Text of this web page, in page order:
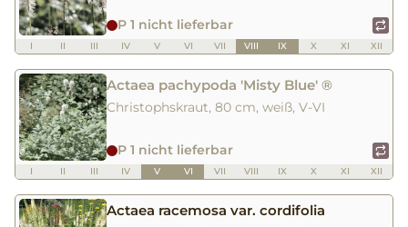
P 1 nicht lieferbar
I II III IV V VI VII VIII IX X XI XII
Actaea pachypoda 'Misty Blue' ®
Christophskraut, 80 cm, weiß, V-VI
P 1 nicht lieferbar
I II III IV V VI VII VIII IX X XI XII
Actaea racemosa var. cordifolia